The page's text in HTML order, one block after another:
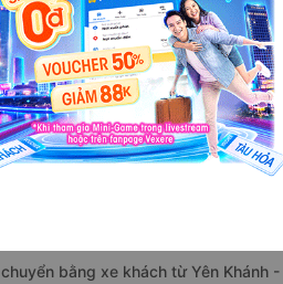
nhà xe đang khai thác
nhà xe khai thác tuyến đường.
- Ninh Bình đi Hai Bà
bằng xe khách từ Yên Khánh